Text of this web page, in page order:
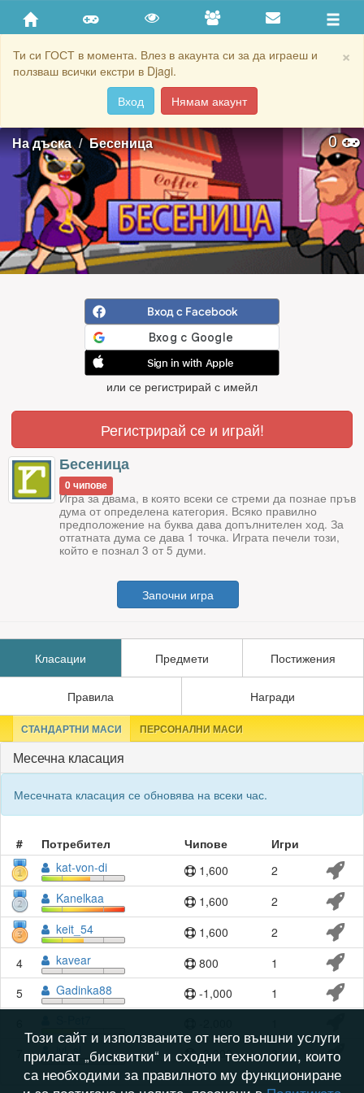
×
Ти си ГОСТ в момента. Влез в акаунта си за да играеш и
ползваш всички екстри в Djagi.
Вход
Нямам акаунт
На дъска Бесеница 0
Вход с Facebook
Sign in with Apple
или се регистрирай с имейл
Регистрирай се и играй!
Бесеница
0 чипове
Игра за двама, в която всеки се стреми да познае пръв
дума от определена категория. Всяко правилно
предположение на буква дава допълнителен ход. За
отгатната дума се дава 1 точка. Играта печели този,
който е познал 3 от 5 думи.
Започни игра
Класации Предмети Постижения
Правила Награди
СТАНДАРТНИ МАСИ ПЕРСОНАЛНИ МАСИ
Месечна класация
Месечната класация се обновява на всеки час.
# Потребител Чипове
Игри
kat-von-di
1,600
2
Kanelkaa
1,600
2
keit_54
1,600
2
4
kavear 800
1
5
Gadinka88 -1,000
1
ivi_sl -3,000 3
Този сайт и използваните от него външни услуги
прилагат „бисквитки“ и сходни технологии, които
са необходими за правилното му функциониране